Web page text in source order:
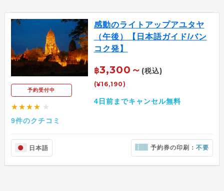
予約受付中
★★★★ ★
9件のクチコミ
感動のライトアップアユタヤ
（午後）【日本語ガイド/バン
コク発】
฿3,300～ (税込)
(¥16,190)
4日前までキャンセル無料
日本語 予約券の印刷：不要